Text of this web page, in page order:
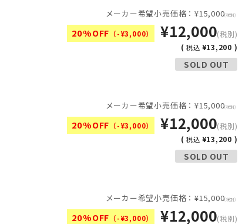
メーカー希望小売価格：¥15,000(税別)
20%OFF （-¥3,000） ¥12,000(税別)
(税込 ¥13,200 )
SOLD OUT
メーカー希望小売価格：¥15,000(税別)
20%OFF （-¥3,000） ¥12,000(税別)
(税込 ¥13,200 )
SOLD OUT
メーカー希望小売価格：¥15,000(税別)
20%OFF （-¥3,000） ¥12,000(税別)